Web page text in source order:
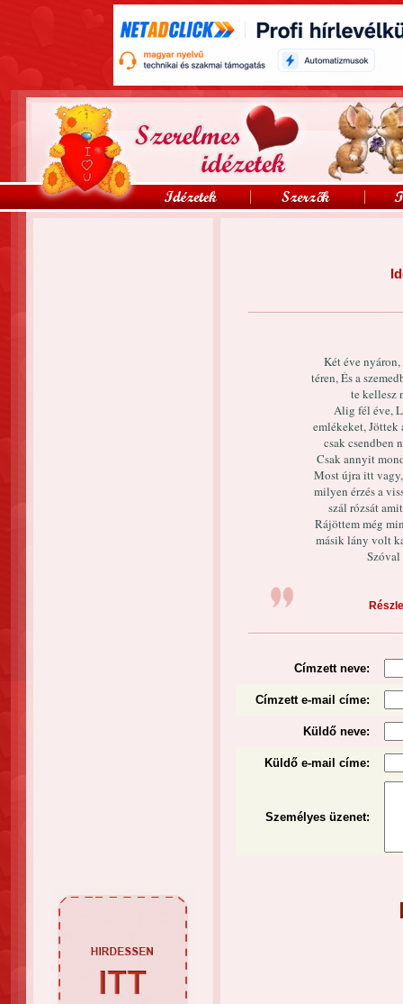
Két éve
téren, És a
te kellesz
Alig fél éve,
emlékeket, Jöttek
csak csendben
Csak annyit
Most újra itt
milyen érzés a
szál rózsát
Rájöttem még
másik lány volt
Címzett neve:
Címzett e-mail címe:
Küldő neve:
Küldő e-mail címe:
Személyes üzenet: